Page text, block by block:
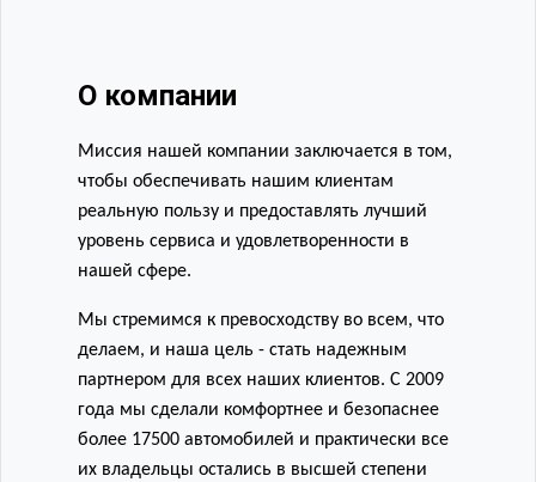
О компании
Миссия нашей компании заключается в том,
чтобы обеспечивать нашим клиентам
реальную пользу и предоставлять лучший
уровень сервиса и удовлетворенности в
нашей сфере.
Мы стремимся к превосходству во всем, что
делаем, и наша цель - стать надежным
партнером для всех наших клиентов. С 2009
года мы сделали комфортнее и безопаснее
более 17500 автомобилей и практически все
их владельцы остались в высшей степени